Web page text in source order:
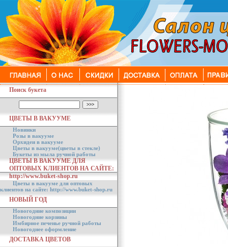
Поиск букета
ЦВЕТЫ В ВАКУУМЕ
Новинки
Розы в вакууме
Орхидеи в вакууме
Цветы в вакууме(цветы в стекле)
Букеты из мыла ручной работы
ЦВЕТЫ В ВАКУУМЕ ДЛЯ
ОПТОВЫХ КЛИЕНТОВ НА САЙТЕ:
http://www.buket-shop.ru
Цветы в вакууме для оптовых
клиентов на сайте: http://www.buket-shop.ru
НОВЫЙ ГОД
Новогодние композиции
Новогодние корзины
Имбирное печенье ручной работы
Новогоднее оформление
ДОСТАВКА ЦВЕТОВ